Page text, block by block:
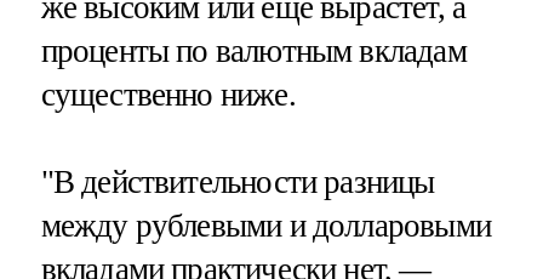
же высоким или еще вырастет, а
проценты по валютным вкладам
существенно ниже.
"В действительности разницы
между рублевыми и долларовыми
вкладами практически нет, —